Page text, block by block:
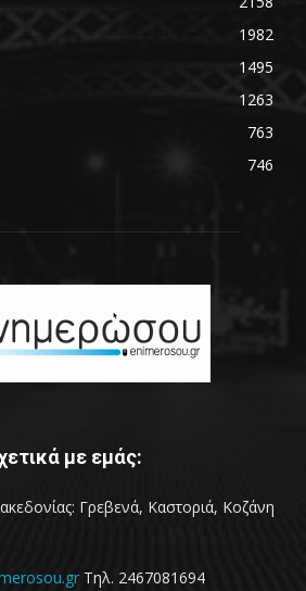
1982
1495
1263
763
746
με εμάς:
Γρεβενά, Καστοριά, Κοζάνη
Τηλ. 2467081694